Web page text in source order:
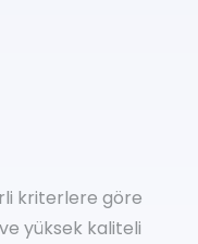
kriterlere göre
yüksek kaliteli